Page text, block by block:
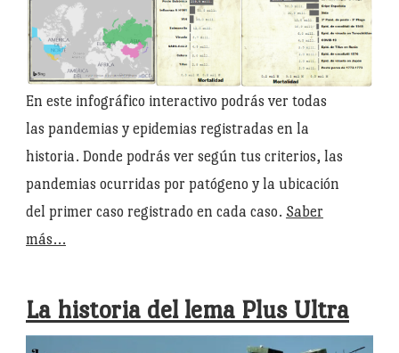
En este infográfico interactivo podrás ver todas
las pandemias y epidemias registradas en la
historia. Donde podrás ver según tus criterios, las
pandemias ocurridas por patógeno y la ubicación
del primer caso registrado en cada caso. Saber
más…
La historia del lema Plus Ultra